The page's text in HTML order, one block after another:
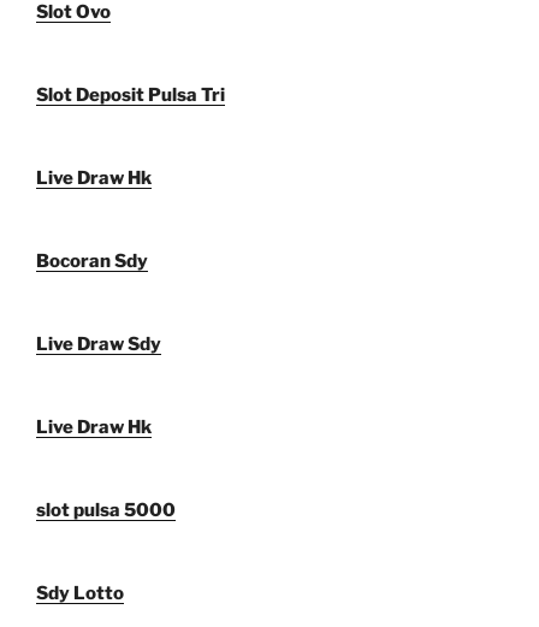
Slot Ovo
Slot Deposit Pulsa Tri
Live Draw Hk
Bocoran Sdy
Live Draw Sdy
Live Draw Hk
slot pulsa 5000
Sdy Lotto